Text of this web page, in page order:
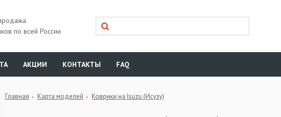
по всей России
АКЦИИ КОНТАКТЫ FAQ
Главная Карта моделей Коврики на Isuzu (Исузу)